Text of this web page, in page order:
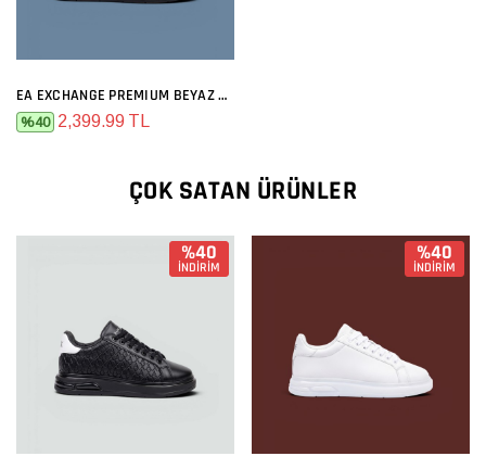
EA EXCHANGE PREMIUM BEYAZ SIYAH
%40 2,399.99 TL
ÇOK SATAN ÜRÜNLER
%40
İNDİRİM
%40
İNDİRİM